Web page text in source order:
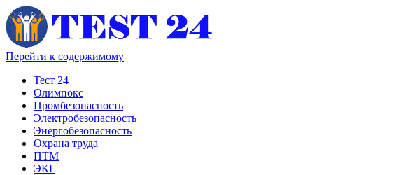
Перейти к содержимому
Тест 24
Олимпокс
Промбезопасность
Электробезопасность
Энергобезопасность
Охрана труда
ПТМ
ЭКГ